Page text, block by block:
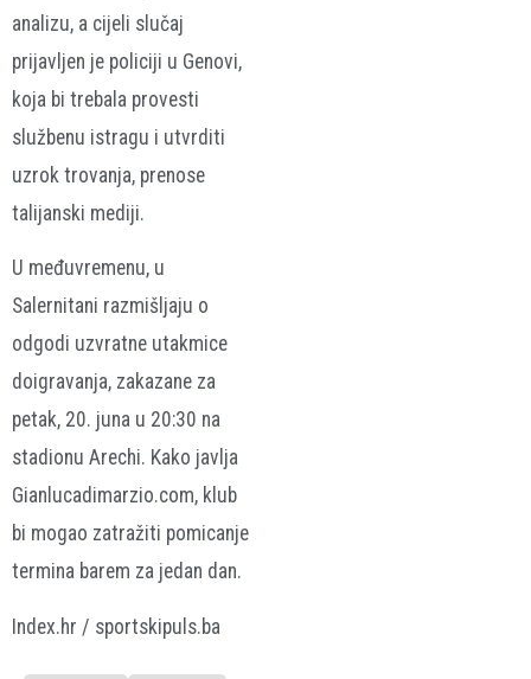
analizu, a cijeli slučaj
prijavljen je policiji u Genovi,
koja bi trebala provesti
službenu istragu i utvrditi
uzrok trovanja, prenose
talijanski mediji.
U međuvremenu, u
Salernitani razmišljaju o
odgodi uzvratne utakmice
doigravanja, zakazane za
petak, 20. juna u 20:30 na
stadionu Arechi. Kako javlja
Gianlucadimarzio.com, klub
bi mogao zatražiti pomicanje
termina barem za jedan dan.
Index.hr / sportskipuls.ba